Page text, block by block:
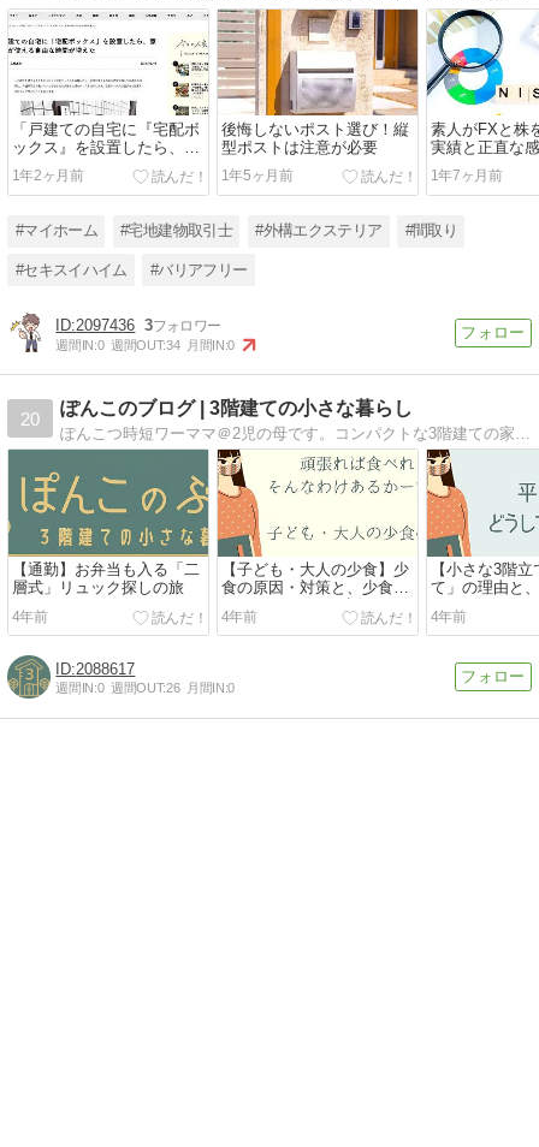
「戸建ての自宅に『宅配ボ
ックス』を設置したら、家
族が使える自由な時間が増
えた（ESSEonline）」が公
開されました。
1年2ヶ月前
後悔しないポスト選び！縦
型ポストは注意が必要
1年5ヶ月前
素人がFXと株
実績と正直な
個別株で確実に
1年7ヶ月前
#マイホーム #宅地建物取引士 #外構エクステリア #間取り
#セキスイハイム #バリアフリー
2097436 3
週間IN:0 週間OUT:34 月間IN:0
20
ぽんこのブログ | 3階建ての小さな暮らし
【通勤】お弁当も入る「二
層式」リュック探しの旅
4年前
【子ども・大人の少食】少
食の原因・対策と、少食つ
らいよねっていう話
4年前
【小さな3階
て」の理由と
4年前
2088617
週間IN:0 週間OUT:26 月間IN:0